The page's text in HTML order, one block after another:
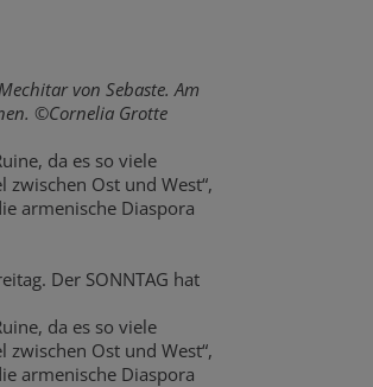
von Sebaste. Am
©Cornelia Grotte
da es so viele
Ost und West“,
armenische Diaspora
Der SONNTAG hat
da es so viele
Ost und West“,
armenische Diaspora